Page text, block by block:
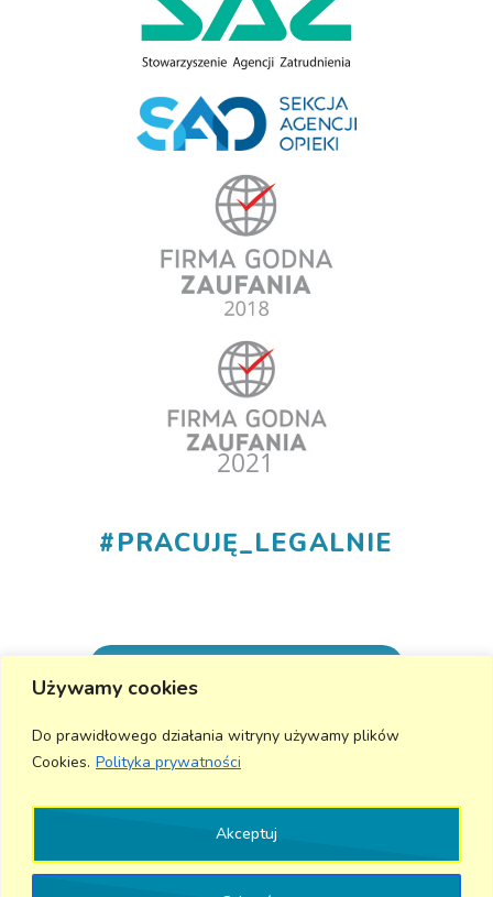
Używamy cookies
Do prawidłowego działania witryny używamy plików
Cookies. Polityka prywatności
Akceptuj
#PRACUJĘ_LEGALNIE
+48 530 555 015
info@aktivmed24.pl